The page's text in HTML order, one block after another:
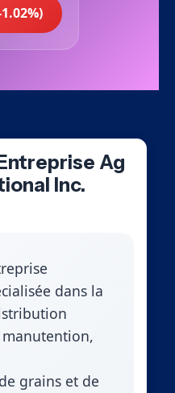
Ag
Inc.
dans la
manutention,
grains et de